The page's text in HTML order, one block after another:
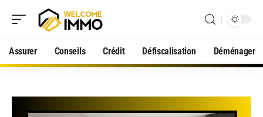
Assurer Conseils Crédit Défiscalisation Déménager